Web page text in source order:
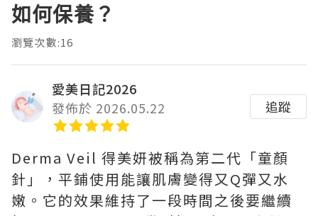
如何保養？
瀏覽次數:16
愛美日記2026
發佈於 2026.05.22
追蹤
Derma Veil 得美妍被稱為第二代「童顏
針」，平鋪使用能讓肌膚變得又Q彈又水
嫩。它的效果維持了一段時間之後要繼續